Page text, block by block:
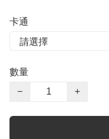
卡通
數量
−
+